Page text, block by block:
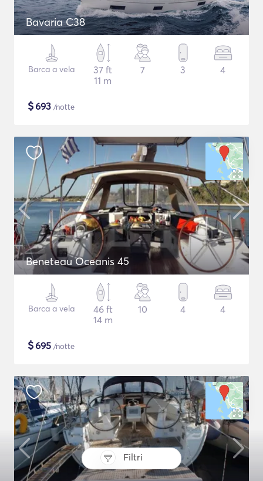
Filtri
Bavaria C38
Barca a vela
37 ft
11 m
7 3 4
$693 /notte
Beneteau Oceanis 45
Barca a vela
46 ft
14 m
10 4 4
$695 /notte